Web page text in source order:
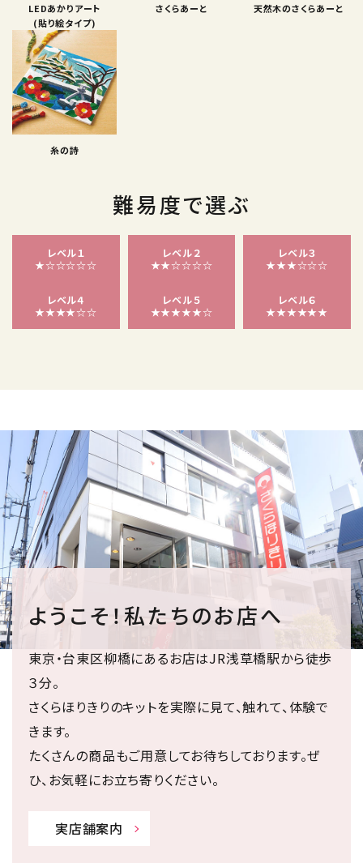
LEDあかりアート
(貼り絵タイプ)
さくらあーと 天然木のさくらあーと
糸の詩
難易度で選ぶ
レベル１
★☆☆☆☆☆
レベル２
★★☆☆☆☆
レベル３
★★★☆☆☆
レベル４
★★★★☆☆
レベル５
★★★★★☆
レベル６
★★★★★★
ようこそ！私たちのお店へ
東京・台東区柳橋にあるお店はJR浅草橋駅から徒歩
３分。
さくらほりきりのキットを実際に見て、触れて、体験で
きます。
たくさんの商品もご用意してお待ちしております。ぜ
ひ、お気軽にお立ち寄りください。
実店舗案内